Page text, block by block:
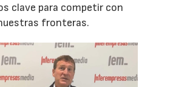
clave para competir con
fronteras.